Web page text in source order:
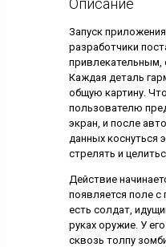
Описание
Запуск
разработчики
привлекательным,
Каждая деталь
общую картину.
пользователю
экран, и после
данных коснуться
стрелять и
Действие
появляется поле с
есть солдат,
руках оружие. У
сквозь толпу